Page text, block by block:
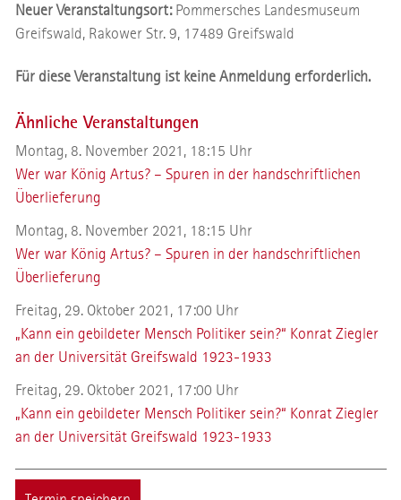
Neuer Veranstaltungsort:Pommersches Landesmuseum
Greifswald, Rakower Str. 9, 17489 Greifswald
Für diese Veranstaltung ist keine Anmeldung erforderlich.
Ähnliche Veranstaltungen
Montag, 8. November 2021, 18:15 Uhr
Wer war König Artus? – Spuren in der handschriftlichen
Überlieferung
Montag, 8. November 2021, 18:15 Uhr
Wer war König Artus? – Spuren in der handschriftlichen
Überlieferung
Freitag, 29. Oktober 2021, 17:00 Uhr
„Kann ein gebildeter Mensch Politiker sein?“ Konrat Ziegler
an der Universität Greifswald 1923-1933
Freitag, 29. Oktober 2021, 17:00 Uhr
„Kann ein gebildeter Mensch Politiker sein?“ Konrat Ziegler
an der Universität Greifswald 1923-1933